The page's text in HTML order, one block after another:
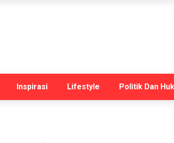
Inspirasi Lifestyle Politik Dan